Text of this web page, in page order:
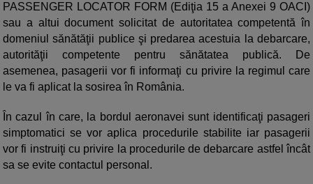
PASSENGER LOCATOR FORM (Ediţia 15 a Anexei 9 OACI)
sau a altui document solicitat de autoritatea competentă în
domeniul sănătăţii publice şi predarea acestuia la debarcare,
autorităţii competente pentru sănătatea publică. De
asemenea, pasagerii vor fi informaţi cu privire la regimul care
le va fi aplicat la sosirea în România.
În cazul în care, la bordul aeronavei sunt identificaţi pasageri
simptomatici se vor aplica procedurile stabilite iar pasagerii
vor fi instruiţi cu privire la procedurile de debarcare astfel încât
sa se evite contactul personal.